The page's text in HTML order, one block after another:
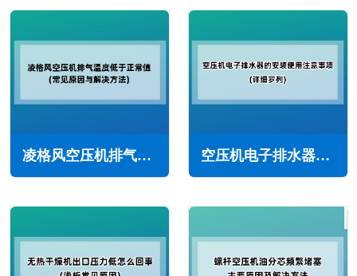
凌格风空压机排气温度低于正常值怎么办(常见原因与解决方法) 空压机电子排水器的安装与使用注意事项(详细罗列)